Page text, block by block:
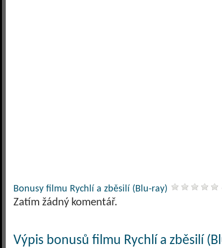
Bonusy filmu Rychlí a zběsilí (Blu-ray)
Zatím žádný komentář.
Výpis bonusů filmu Rychlí a zběsilí